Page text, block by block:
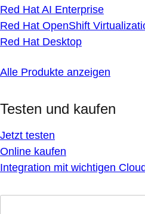
Red Hat AI Enterprise
Red Hat OpenShift
Red Hat Desktop
Alle Produkte anzeigen
Testen und kaufen
Jetzt testen
Online kaufen
Integration mit wichtigen